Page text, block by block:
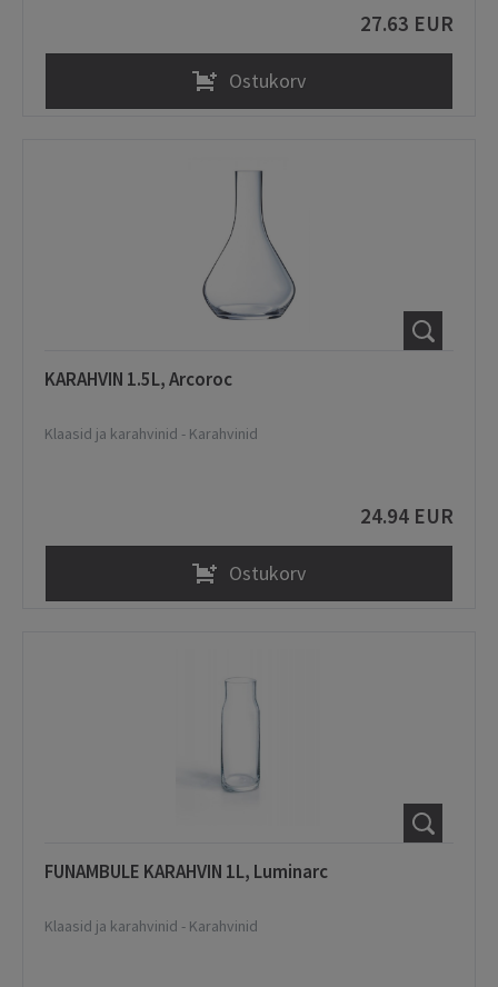
27.63 EUR
Ostukorv
KARAHVIN 1.5L, Arcoroc
Klaasid ja karahvinid - Karahvinid
24.94 EUR
Ostukorv
FUNAMBULE KARAHVIN 1L, Luminarc
Klaasid ja karahvinid - Karahvinid